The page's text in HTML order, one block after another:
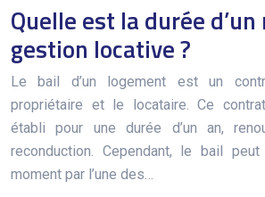
Quelle est la durée
gestion locative ?
Le bail d’un logement est un
propriétaire et le locataire. Ce
établi pour une durée d’un an,
reconduction. Cependant, le bail
moment par l’une des…